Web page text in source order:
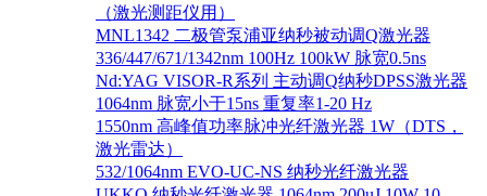
（激光测距仪用）
MNL1342 二极管泵浦亚纳秒被动调Q激光器
336/447/671/1342nm 100Hz 100kW 脉宽0.5ns
Nd:YAG VISOR-R系列 主动调Q纳秒DPSS激光器
1064nm 脉宽小于15ns 重复率1-20 Hz
1550nm 高峰值功率脉冲光纤激光器 1W（DTS，
激光雷达）
532/1064nm EVO-UC-NS 纳秒光纤激光器